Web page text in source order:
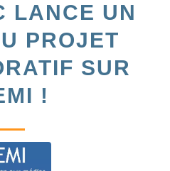
LANCE UN
PROJET
SUR
!